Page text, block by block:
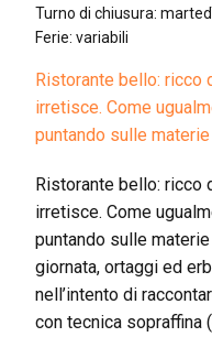
Turno di chiusura:
Ferie: variabili
Ristorante bello: ricco
irretisce. Come
puntando sulle
Ristorante bello: ricco
irretisce. Come
puntando sulle
giornata, ortaggi ed
nell’intento di
con tecnica sopraffina